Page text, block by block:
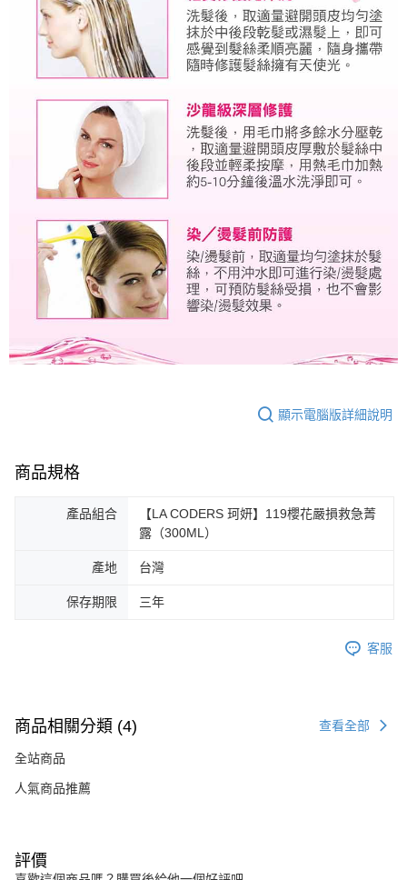
顯示電腦版詳細說明
商品規格
產品組合
【LA CODERS 珂妍】119櫻花嚴損救急菁
露（300ML）
產地 台灣
保存期限 三年
客服
商品相關分類 (4) 查看全部
全站商品
人氣商品推薦
評價